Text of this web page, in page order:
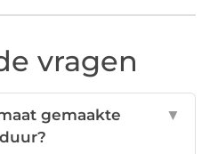
vragen
gemaakte
▼